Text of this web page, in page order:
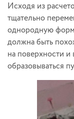
Исходя из
тщательно
однородную
должна быть
на поверхности
образовываться